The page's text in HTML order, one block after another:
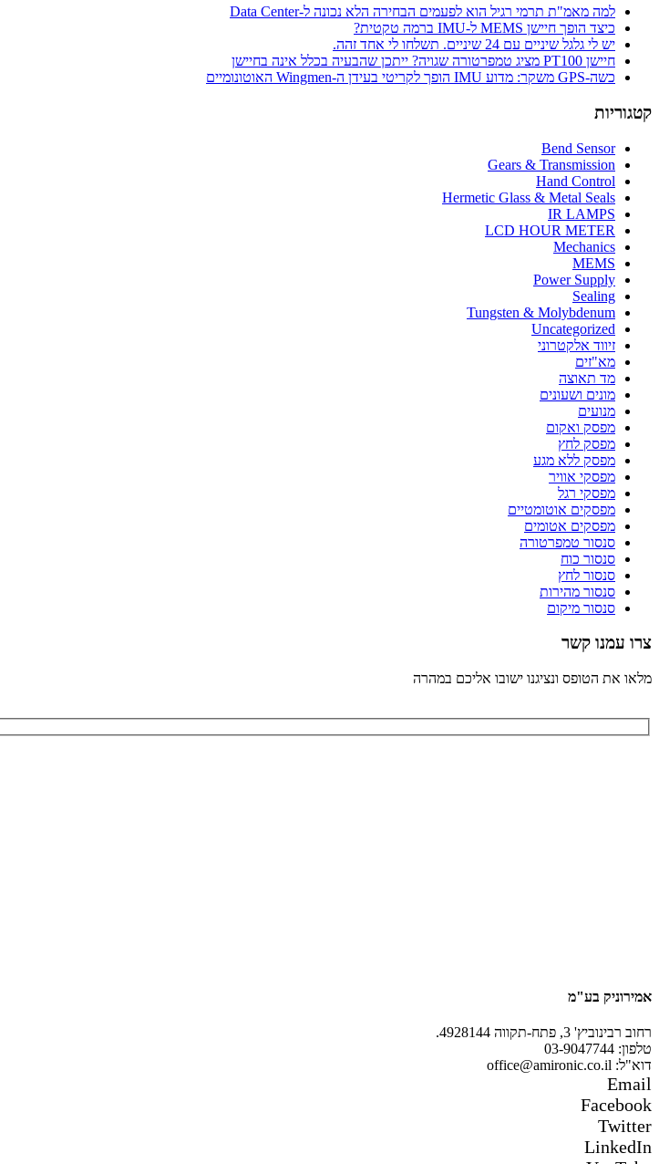
למה מאמ"ת תרמי רגיל הוא לפעמים הבחירה הלא נכונה ל-Data Center
כיצד הופך חיישן MEMS ל-IMU ברמה טקטית?
יש לי גלגל שיניים עם 24 שיניים. תשלחו לי אחד זהה.
חיישן PT100 מציג טמפרטורה שגויה? ייתכן שהבעיה בכלל אינה בחיישן
כשה-GPS משקר: מדוע IMU הופך לקריטי בעידן ה-Wingmen האוטונומיים
קטגוריות
Bend Sensor
Gears & Transmission
Hand Control
Hermetic Glass & Metal Seals
IR LAMPS
LCD HOUR METER
Mechanics
MEMS
Power Supply
Sealing
Tungsten & Molybdenum
Uncategorized
זיווד אלקטרוני
מא"זים
מד תאוצה
מונים ושעונים
מנועים
מפסק ואקום
מפסק לחץ
מפסק ללא מגע
מפסקי אוויר
מפסקי רגל
מפסקים אוטומטיים
מפסקים אטומים
סנסור טמפרטורה
סנסור כוח
סנסור לחץ
סנסור מהירות
סנסור מיקום
צרו עמנו קשר
מלאו את הטופס ונציגנו ישובו אליכם במהרה
אמירוניק בע"מ
רחוב רבינוביץ' 3, פתח-תקווה 4928144.
טלפון: 03-9047744
דוא"ל: office@amironic.co.il
Email
Facebook
Twitter
LinkedIn